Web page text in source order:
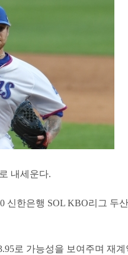
내세운다.
신한은행 SOL KBO리그 두산
로 가능성을 보여주며 재